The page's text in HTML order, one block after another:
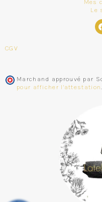
Mes
Le
CGV
Marchand approuvé par
pour afficher l'attestation.
Aigline
coton
il y a 2 jours